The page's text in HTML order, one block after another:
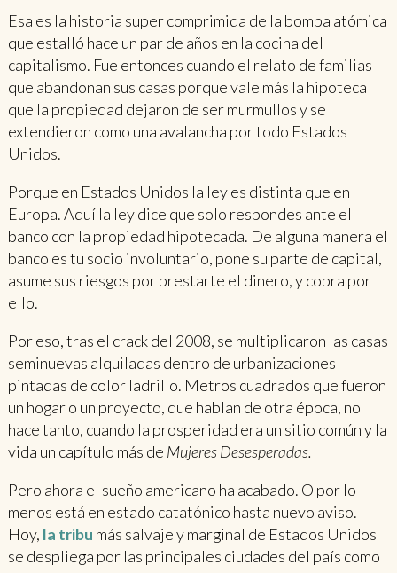
Esa es la historia super comprimida de la bomba atómica
que estalló hace un par de años en la cocina del
capitalismo. Fue entonces cuando el relato de familias
que abandonan sus casas porque vale más la hipoteca
que la propiedad dejaron de ser murmullos y se
extendieron como una avalancha por todo Estados
Unidos.
Porque en Estados Unidos la ley es distinta que en
Europa. Aquí la ley dice que solo respondes ante el
banco con la propiedad hipotecada. De alguna manera el
banco es tu socio involuntario, pone su parte de capital,
asume sus riesgos por prestarte el dinero, y cobra por
ello.
Por eso, tras el crack del 2008, se multiplicaron las casas
seminuevas alquiladas dentro de urbanizaciones
pintadas de color ladrillo. Metros cuadrados que fueron
un hogar o un proyecto, que hablan de otra época, no
hace tanto, cuando la prosperidad era un sitio común y la
vida un capítulo más de Mujeres Desesperadas.
Pero ahora el sueño americano ha acabado. O por lo
menos está en estado catatónico hasta nuevo aviso.
Hoy, la tribu más salvaje y marginal de Estados Unidos
se despliega por las principales ciudades del país como